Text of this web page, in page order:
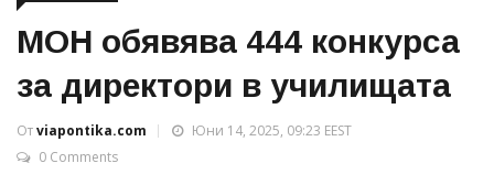
МОН обявява 444 конкурса
за директори в училищата
Отviapontika.com
Юни 14, 2025, 09:23 EEST
0 Comments